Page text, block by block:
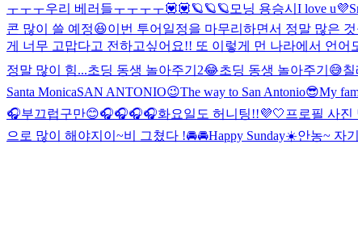
ㅜㅜㅜ우리 베러들ㅜㅜㅜㅜ💟💟🪐🪐🪐 모닝 용승시 I love u💜
콘 많이 쓸 예정😆이번 투어일정을 마무리하면서 정말 많은
게 너무 고맙다고 전하고싶어요!! 또 이렇게 먼 나라에서 언
정말 많이 힘...초딩 동생 놀아주기2😂초딩 동생 놀아주기😅
Santa MonicaSAN ANTONIO😉The way to San Antonio😎My
🎧부끄럽구만😊🎧🎧🎧🎧화요일도 허니팅!!💜🤍 프로필 사진
으로 많이 해야지이~비 그쳤다 !🚘🚘Happy Sunday☀️안농~ 자